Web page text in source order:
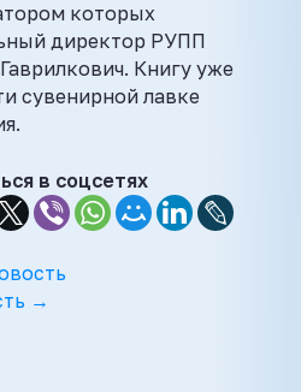
которых
директор РУПП
Книгу уже
сувенирной лавке
в соцсетях
→